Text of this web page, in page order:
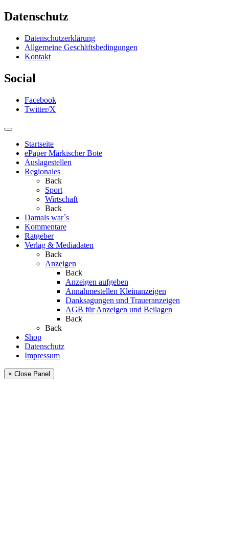
Datenschutz
Datenschutzerklärung
Allgemeine Geschäftsbedingungen
Kontakt
Social
Facebook
Twitter/X
Startseite
ePaper Märkischer Bote
Auslagestellen
Regionales
Back
Sport
Wirtschaft
Back
Damals war´s
Kommentare
Ratgeber
Verlag & Mediadaten
Back
Anzeigen
Back
Anzeigen aufgeben
Annahmestellen Kleinanzeigen
Danksagungen und Traueranzeigen
AGB für Anzeigen und Beilagen
Back
Back
Shop
Datenschutz
Impressum
× Close Panel